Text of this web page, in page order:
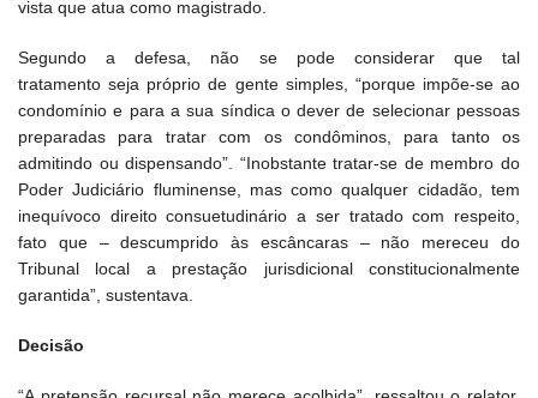
vista que atua como magistrado.
Segundo a defesa, não se pode considerar que tal
tratamento seja próprio de gente simples, “porque impõe-se ao
condomínio e para a sua síndica o dever de selecionar pessoas
preparadas para tratar com os condôminos, para tanto os
admitindo ou dispensando”. “Inobstante tratar-se de membro do
Poder Judiciário fluminense, mas como qualquer cidadão, tem
inequívoco direito consuetudinário a ser tratado com respeito,
fato que – descumprido às escâncaras – não mereceu do
Tribunal local a prestação jurisdicional constitucionalmente
garantida”, sustentava.
Decisão